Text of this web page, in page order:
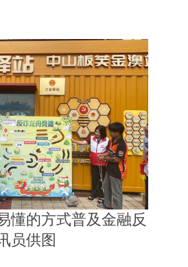
懂的方式普及金融反
员供图